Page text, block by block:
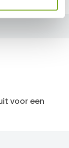
voor een